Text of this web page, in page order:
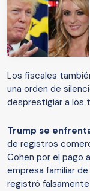
Los fiscales
una orden de
desprestigiar a los
Trump se
de registros
Cohen por el pago
empresa familiar
registró